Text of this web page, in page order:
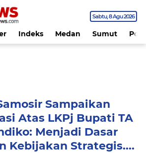
Sabtu 8 Agu 2026
Indeks Medan Sumut
Sampaikan
Atas LKPj Bupati TA
Menjadi Dasar
Kebijakan Strategis....